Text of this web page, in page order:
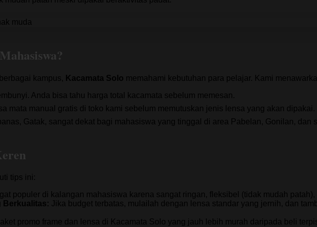
kampus, Kacamata Solo memahami kebutuhan para pelajar. Kami
Anda bisa tahu harga total kacamata sebelum memesan.
mata manual gratis di toko kami sebelum memutuskan jenis lensa yang akan dipakai.
Gatak, sangat dekat bagi mahasiswa yang tinggal di area Pabelan, Gonilan, dan
tips ini:
populer di kalangan mahasiswa karena sangat ringan, fleksibel (tidak mudah
Berkualitas: Jika budget terbatas, mulailah dengan lensa standar yang jernih, dan
promo frame dan lensa di Kacamata Solo yang jauh lebih murah daripada beli